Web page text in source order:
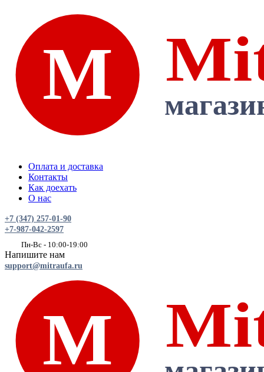
Оплата и доставка
Контакты
Как доехать
О нас
+7 (347) 257-01-90
+7-987-042-2597
Пн-Вс - 10:00-19:00
Напишите нам
support@mitraufa.ru